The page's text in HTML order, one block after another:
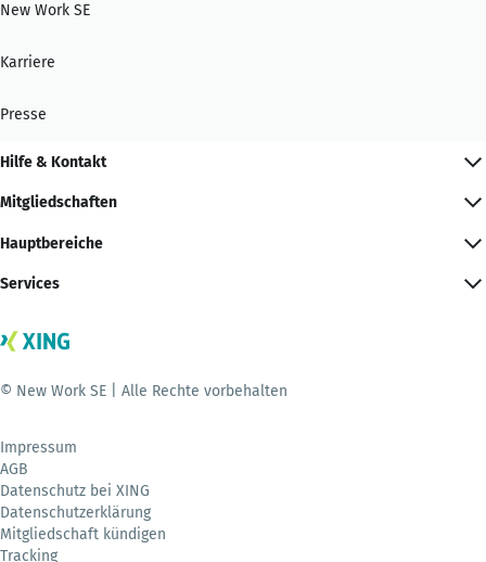
New Work SE
Karriere
Presse
Hilfe & Kontakt
Mitgliedschaften
Hauptbereiche
Services
© New Work SE | Alle Rechte vorbehalten
Impressum
AGB
Datenschutz bei XING
Datenschutzerklärung
Mitgliedschaft kündigen
Tracking